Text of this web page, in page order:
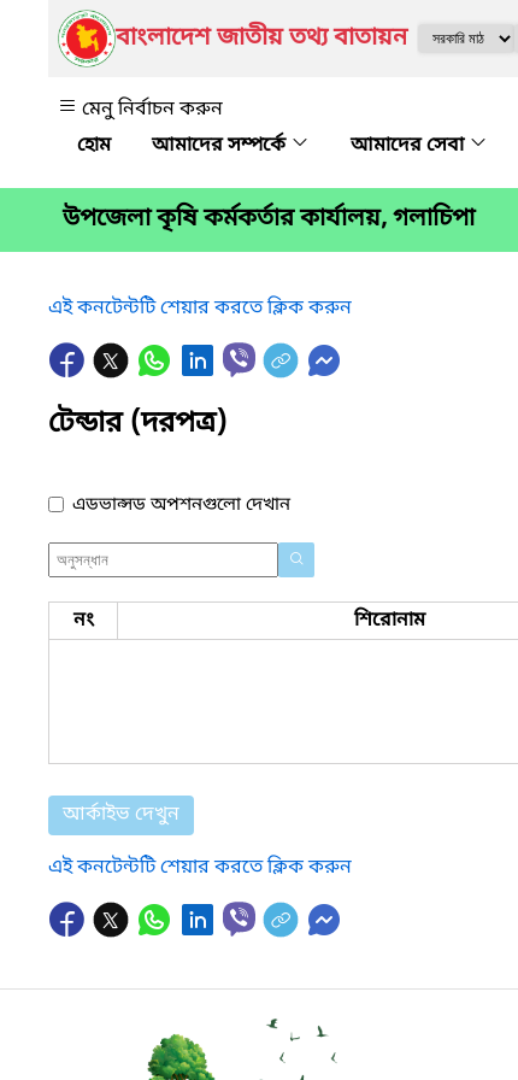
বাংলাদেশ জাতীয় তথ্য বাতায়ন
মেনু নির্বাচন করুন
আমাদের সম্পর্কে
আমাদের সেবা
উপজেলা কৃষি কর্মকর্তার কার্যালয়, গলাচিপা
এই কনটেন্টটি শেয়ার করতে ক্লিক করুন
টেন্ডার (দরপত্র)
এডভান্সড অপশনগুলো দেখান
নং শিরোনাম
আর্কাইভ দেখুন
এই কনটেন্টটি শেয়ার করতে ক্লিক করুন